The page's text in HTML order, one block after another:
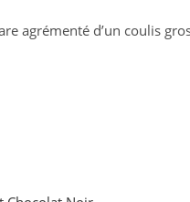
agrémenté d’un coulis